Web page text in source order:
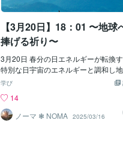
【3月20日】18：01 〜地球
捧げる祈り〜
3月20日 春分の日エネルギーが転換
特別な日宇宙のエネルギーと調和し
へ祈りを捧げます。春分点は18：01
分の祈り 🌿📅 日時：3月20日（木）
0〜 約1時間※1時間は長いと思います
で 皆様は20分間程、ご参加下さい📍
学び
14
ノーマ ❃ NOMA 2025/03/16